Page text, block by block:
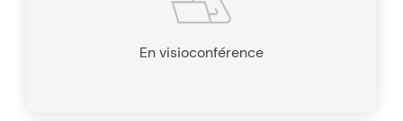
En visioconférence